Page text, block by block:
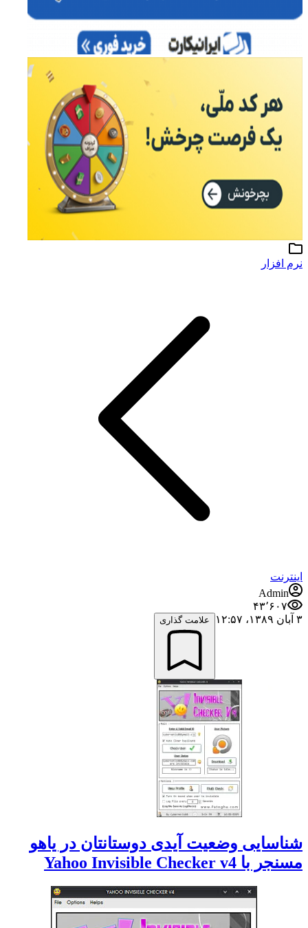
نرم افزار
اینترنت
Admin
۴۳٬۶۰۷
۳ آبان ۱۳۸۹،‏ ۱۲:۵۷
علامت گذاری
شناسایی وضعیت آیدی دوستانتان در یاهو
مسنجر با Yahoo Invisible Checker v4